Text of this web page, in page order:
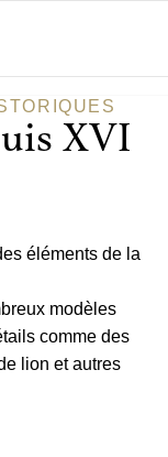
XVI
éléments de la
modèles
comme des
lion et autres